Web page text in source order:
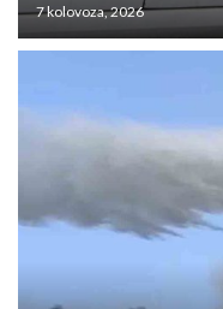
7 kolovoza, 2026